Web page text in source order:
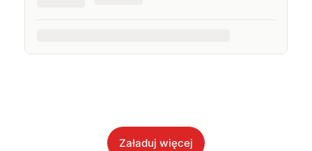
Załaduj więcej